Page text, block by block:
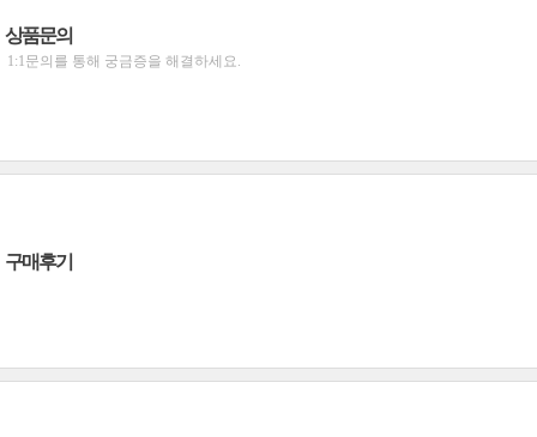
상품문의
1:1문의를 통해 궁금증을 해결하세요.
구매후기